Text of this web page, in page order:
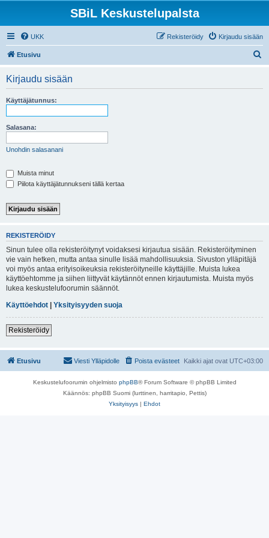
SBiL Keskustelupalsta
UKK Kirjaudu sisään
Rekisteröidy
Etusivu
Kirjaudu sisään
Käyttäjätunnus:
Salasana:
Unohdin salasanani
Muista minut
Piilota käyttäjätunnukseni tällä kertaa
REKISTERÖIDY
Sinun tulee olla rekisteröitynyt voidaksesi kirjautua sisään. Rekisteröityminen
vie vain hetken, mutta antaa sinulle lisää mahdollisuuksia. Sivuston ylläpitäjä
voi myös antaa erityisoikeuksia rekisteröityneille käyttäjille. Muista lukea
käyttöehtomme ja siihen liittyvät käytännöt ennen kirjautumista. Muista myös
lukea keskustelufoorumin säännöt.
Käyttöehdot | Yksityisyyden suoja
Rekisteröidy
Etusivu Kaikki ajat ovat UTC+03:00
Poista evästeet
Viesti Ylläpidolle
Keskustelufoorumin ohjelmisto phpBB® Forum Software © phpBB Limited
Käännös: phpBB Suomi (lurttinen, harritapio, Pettis)
Yksityisyys | Ehdot